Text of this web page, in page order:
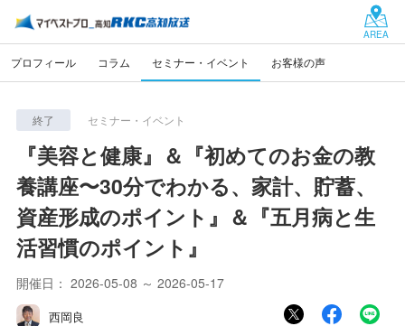
AREA
プロフィール コラム セミナー・イベント お客様の声
終了 セミナー・イベント
『美容と健康』＆『初めてのお金の教
養講座〜30分でわかる、家計、貯蓄、
資産形成のポイント』＆『五月病と生
活習慣のポイント』
開催日： 2026-05-08 ～ 2026-05-17
西岡良